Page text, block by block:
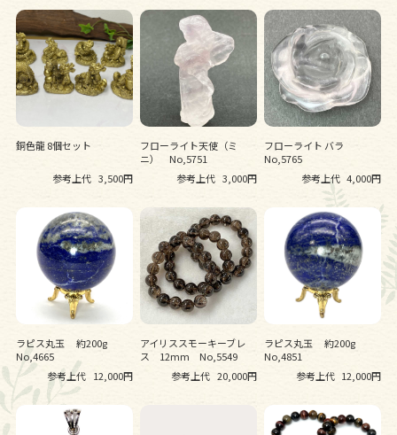
銅色龍 8個セット
参考上代 3,500円
フローライト天使（ミ
ニ） No,5751
参考上代 3,000円
フローライト バラ
No,5765
参考上代 4,000円
ラピス丸玉 約200g
No,4665
参考上代 12,000円
アイリススモーキーブレ
ス 12mm No,5549
参考上代 20,000円
ラピス丸玉 約200g
No,4851
参考上代 12,000円